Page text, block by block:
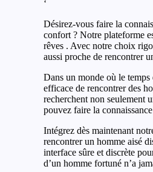
‘
Désirez-vous faire la
confort ? Notre plateforme
rêves . Avec notre choix
aussi proche de rencontrer
Dans un monde où le
efficace de rencontrer des
recherchent non seulement
pouvez faire la
Intégrez dès maintenant
rencontrer un homme aisé
interface sûre et discrète
d’un homme fortuné n’a